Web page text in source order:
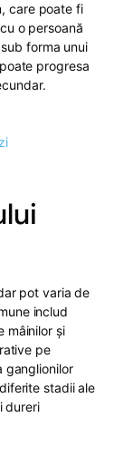
care poate fi
o persoană
forma unui
progresa
pot varia de
includ
mâinilor și
pe
ganglionilor
stadii ale
dureri